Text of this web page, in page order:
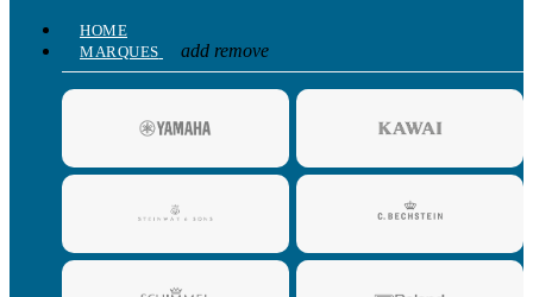
HOME
MARQUES
add remove